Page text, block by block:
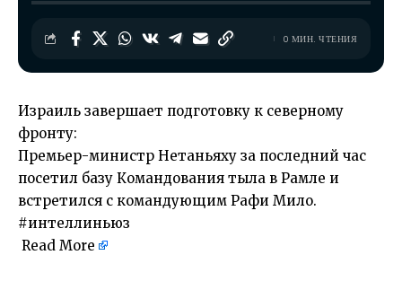
0 МИН. ЧТЕНИЯ
Израиль завершает подготовку к северному
фронту:
Премьер-министр Нетаньяху за последний час
посетил базу Командования тыла в Рамле и
встретился с командующим Рафи Мило.
#интеллиньюз
Read More